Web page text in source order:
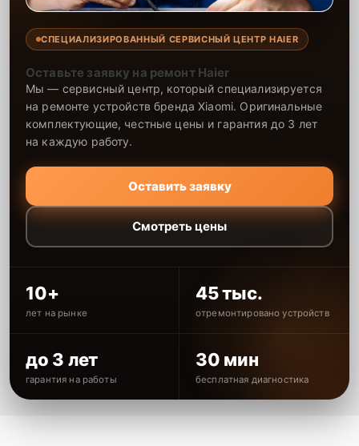
СПЕЦИАЛИЗИРОВАННЫЙ СЕРВИСНЫЙ ЦЕНТР HAIER
Оставьте заявку на ремонт Haier
Мы — сервисный центр, который специализируется
на ремонте устройств бренда Xiaomi. Оригинальные
комплектующие, честные цены и гарантия до 3 лет
на каждую работу.
Оставить заявку
Смотреть цены
10+
лет на рынке
45 тыс.
отремонтировано устройств
до 3 лет
гарантия на работы
30 мин
бесплатная диагностика